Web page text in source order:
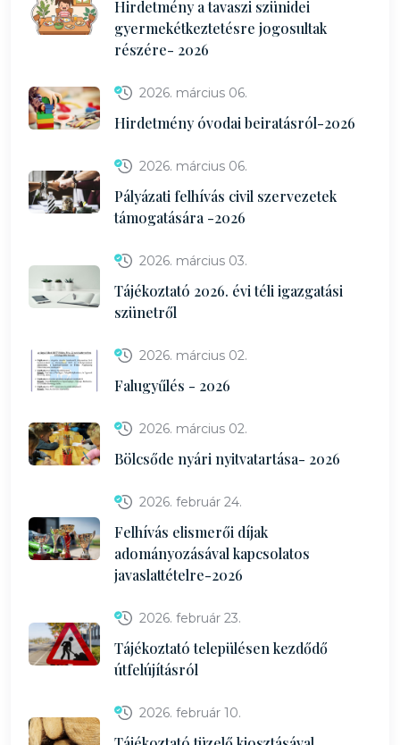
Hirdetmény a tavaszi szünidei
gyermekétkeztetésre jogosultak
részére- 2026
2026. március 06.
Hirdetmény óvodai beiratásról-2026
2026. március 06.
Pályázati felhívás civil szervezetek
támogatására -2026
2026. március 03.
Tájékoztató 2026. évi téli igazgatási
szünetről
2026. március 02.
Falugyűlés - 2026
2026. március 02.
Bölcsőde nyári nyitvatartása- 2026
2026. február 24.
Felhívás elismerői díjak
adományozásával kapcsolatos
javaslattételre-2026
2026. február 23.
Tájékoztató településen kezdődő
útfelújításról
2026. február 10.